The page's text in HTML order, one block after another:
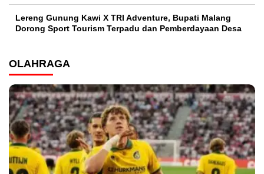
Lereng Gunung Kawi X TRI Adventure, Bupati Malang
Dorong Sport Tourism Terpadu dan Pemberdayaan Desa
OLAHRAGA